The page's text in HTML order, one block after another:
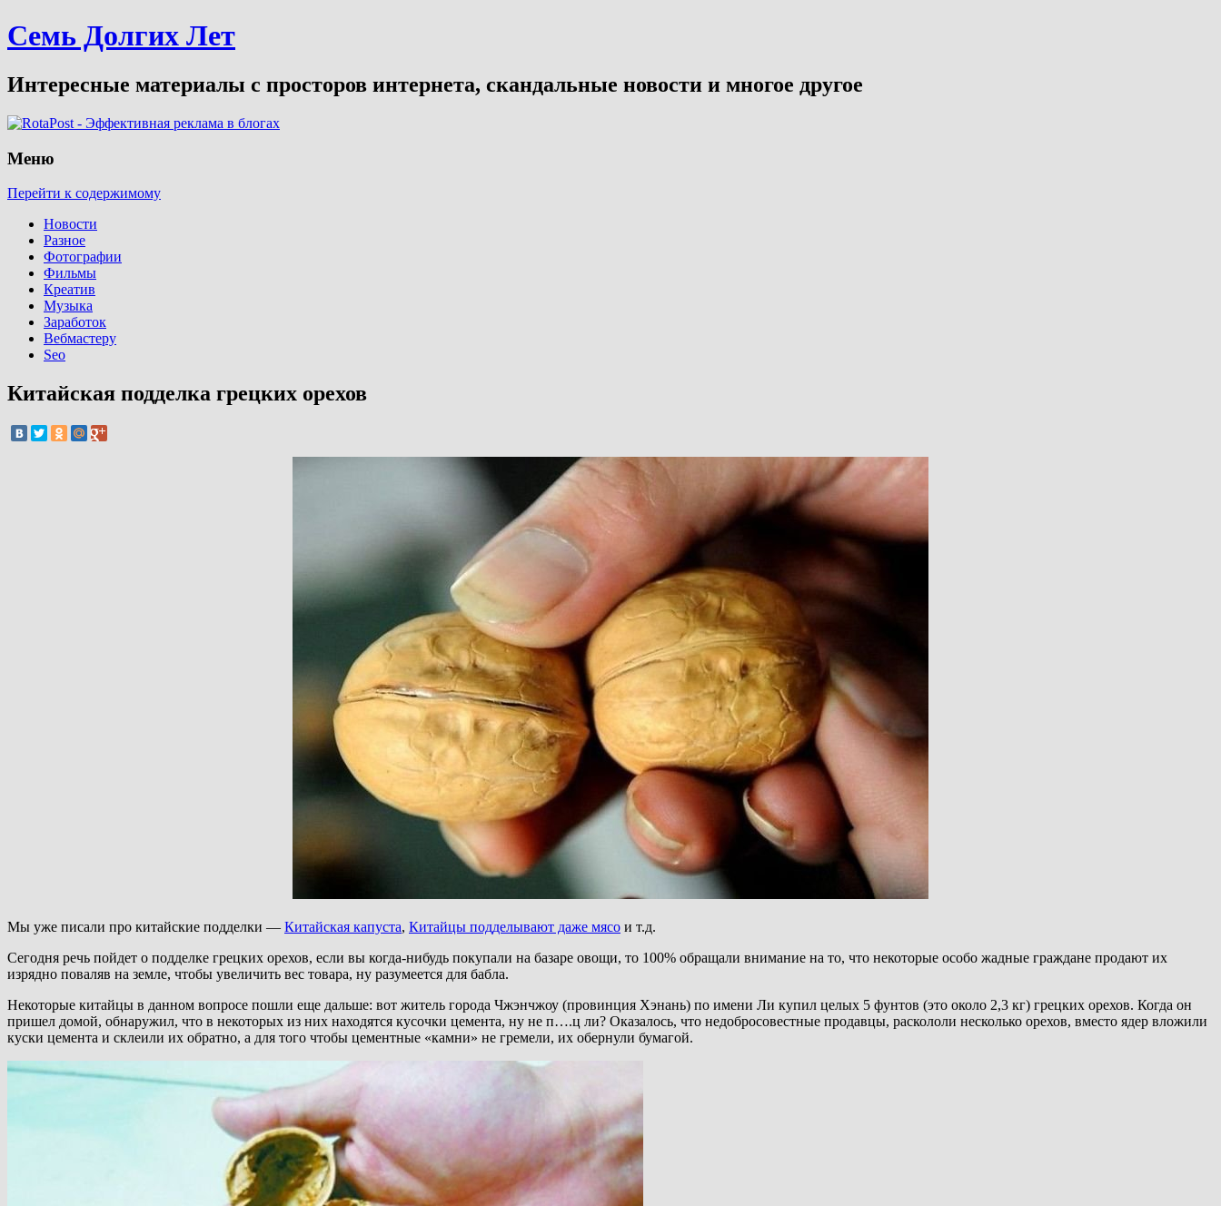
Семь Долгих Лет
Интересные материалы с просторов интернета, скандальные новости и многое другое
Меню
Перейти к содержимому
Новости
Разное
Фотографии
Фильмы
Креатив
Музыка
Заработок
Вебмастеру
Seo
Китайская подделка грецких орехов
Мы уже писали про китайские подделки — Китайская капуста, Китайцы подделывают даже мясо и т.д.
Сегодня речь пойдет о подделке грецких орехов, если вы когда-нибудь покупали на базаре овощи, то 100% обращали внимание на то, что некоторые особо жадные граждане продают их
изрядно поваляв на земле, чтобы увеличить вес товара, ну разумеется для бабла.
Некоторые китайцы в данном вопросе пошли еще дальше: вот житель города Чжэнчжоу (провинция Хэнань) по имени Ли купил целых 5 фунтов (это около 2,3 кг) грецких орехов. Когда он
пришел домой, обнаружил, что в некоторых из них находятся кусочки цемента, ну не п….ц ли? Оказалось, что недобросовестные продавцы, раскололи несколько орехов, вместо ядер вложили
куски цемента и склеили их обратно, а для того чтобы цементные «камни» не гремели, их обернули бумагой.